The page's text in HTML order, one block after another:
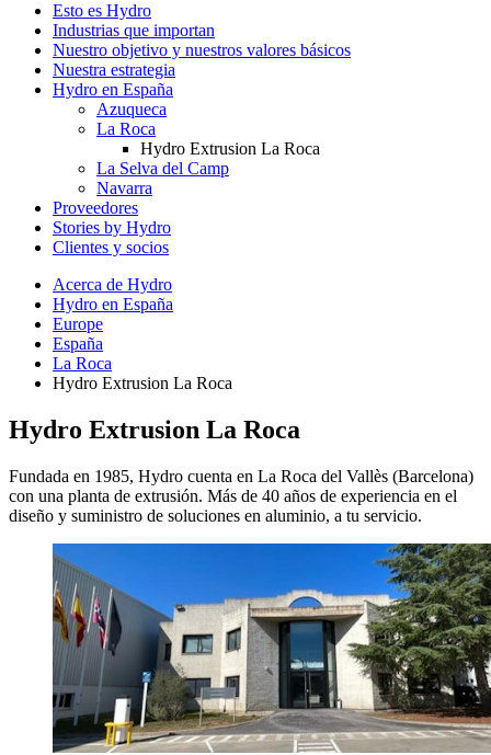
Esto es Hydro
Industrias que importan
Nuestro objetivo y nuestros valores básicos
Nuestra estrategia
Hydro en España
Azuqueca
La Roca
Hydro Extrusion La Roca
La Selva del Camp
Navarra
Proveedores
Stories by Hydro
Clientes y socios
Acerca de Hydro
Hydro en España
Europe
España
La Roca
Hydro Extrusion La Roca
Hydro Extrusion La Roca
Fundada en 1985, Hydro cuenta en La Roca del Vallès (Barcelona)
con una planta de extrusión. Más de 40 años de experiencia en el
diseño y suministro de soluciones en aluminio, a tu servicio.